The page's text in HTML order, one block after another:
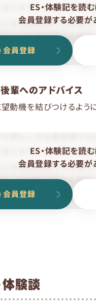
ES・体験記を読む
会員登録する必要が
会員登録
後輩へのアドバイス
動機を結びつけるよう
ES・体験記を読む
会員登録する必要が
会員登録
験談